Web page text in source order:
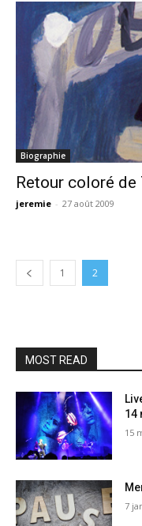
Biographie
Retour coloré
jeremie - 27 août 2009
1 2
MOST READ
14
15
7